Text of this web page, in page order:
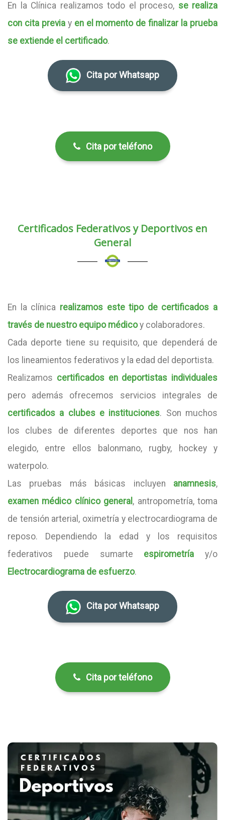
En la Clínica realizamos todo el proceso, se realiza
con cita previay en el momento de finalizar la prueba
se extiende el certificado.
Cita por Whatsapp
Cita por teléfono
Certificados Federativos y Deportivos en
General
En la clínica realizamos este tipo de certificados a
través de nuestro equipo médicoy colaboradores.
Cada deporte tiene su requisito, que dependerá de
los lineamientos federativos y la edad del deportista.
Realizamos certificados en deportistas individuales
pero además ofrecemos servicios integrales de
certificados a clubes e instituciones. Son muchos
los clubes de diferentes deportes que nos han
elegido, entre ellos balonmano, rugby, hockey y
waterpolo.
Las pruebas más básicas incluyen anamnesis,
examen médico clínico general , antropometría, toma
de tensión arterial, oximetría y electrocardiograma de
reposo. Dependiendo la edad y los requisitos
federativos puede sumarte espirometría y/o
Electrocardiograma de esfuerzo.
Cita por Whatsapp
Cita por teléfono